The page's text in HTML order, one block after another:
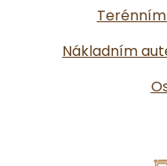
Nákladním